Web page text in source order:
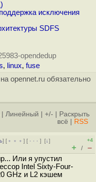
)
исключения
SDFS
opendedup
, linux, fuse
opennet.ru обязательно
Линейный +/-
Раскрыть
всё
RSS
] [ ﹢﹢﹢] [ · · ·][↓]
+4
+ / –
Или я упустил
Intel Sixty-Four-
GHz и L2 кэшем